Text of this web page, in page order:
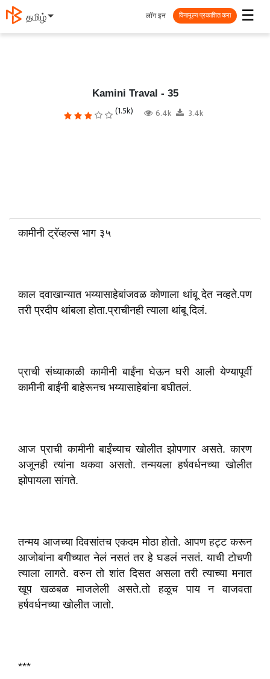
தமிழ் ☰
लॉग इन विनामूल्य प्रकाशित करा
Kamini Traval - 35
(1.5k) 6.4k 3.4k
कामीनी ट्रॅव्हल्स भाग ३५
काल दवाखान्यात भय्यासाहेबांजवळ कोणाला थांबू देत नव्हते.पण
तरी प्रदीप थांबला होता.प्राचीनही त्याला थांबू दिलं.
प्राची संध्याकाळी कामीनी बाईंना घेऊन घरी आली येण्यापूर्वी
कामीनी बाईंनी बाहेरूनच भय्यासाहेबांना बघीतलं.
आज प्राची कामीनी बाईंच्याच खोलीत झोपणार असते. कारण
अजूनही त्यांना थकवा असतो. तन्मयला हर्षवर्धनच्या खोलीत
झोपायला सांगते.
तन्मय आजच्या दिवसांतच एकदम मोठा होतो. आपण हट्ट करून
आजोबांना बगीच्यात नेलं नसतं तर हे घडलं नसतं. याची टोचणी
त्याला लागते. वरुन तो शांत दिसत असला तरी त्याच्या मनात
खूप खळबळ माजलेली असते.तो हळूच पाय न वाजवता
हर्षवर्धनच्या खोलीत जातो.
***